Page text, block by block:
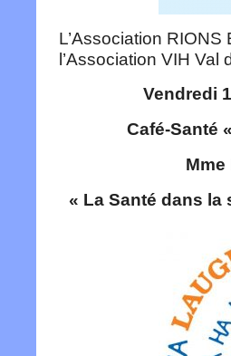
L’Association
l’Association VIH Val
Vendredi
Café-Santé
Mme
« La Santé dans la